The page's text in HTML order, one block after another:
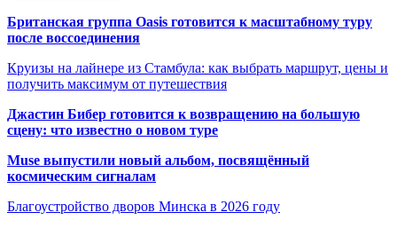
Британская группа Oasis готовится к масштабному туру
после воссоединения
Круизы на лайнере из Стамбула: как выбрать маршрут, цены и
получить максимум от путешествия
Джастин Бибер готовится к возвращению на большую
сцену: что известно о новом туре
Muse выпустили новый альбом, посвящённый
космическим сигналам
Благоустройство дворов Минска в 2026 году